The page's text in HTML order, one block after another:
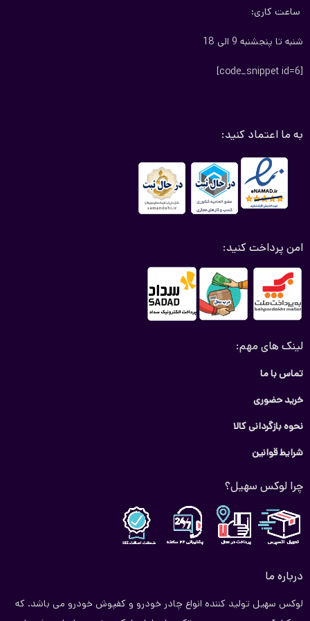
ساعت کاری:
شنبه تا پنجشنبه 9 الی 18
[code_snippet id=6]
به ما اعتماد کنید:
امن پرداخت کنید:
لینک های مهم:
تماس با ما
خرید حضوری
نحوه بازگردانی کالا
شرایط قوانین
چرا لوکس سهیل؟
درباره ما
لوکس سهیل تولید کننده انواع چادر خودرو و کفپوش خودرو می باشد. که